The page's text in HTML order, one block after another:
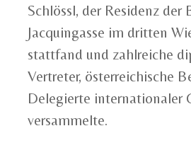
Schlössl, der Residenz
Jacquingasse im dritten
stattfand und zahlreiche
Vertreter, österreichische
Delegierte internationaler
versammelte.